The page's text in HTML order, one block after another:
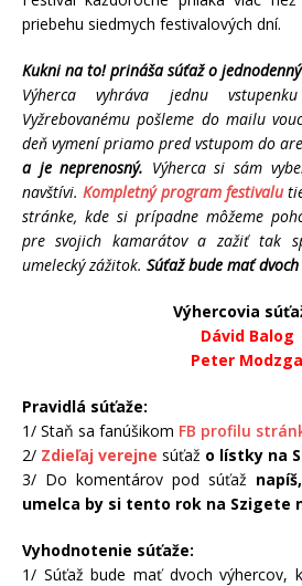
priebehu siedmych festivalových dní.
Kukni na to! prináša súťaž o
Výherca vyhráva jednu
Vyžrebovanému pošleme do mailu
deň vymení priamo pred vstupom do
a je neprenosný. Výherca si sám
navštívi.Kompletný program festivalu
stránke, kde si prípadne môžeme
pre svojich kamarátov a zažiť tak
umelecký zážitok. Súťaž bude mať dvoch
Výhercovia
Dávid Balog
Peter Modzga
Pravidlá súťaže:
1/ Staň sa fanúšikom FB profilu
2/ Zdieľaj verejne súťaž o lístky na
3/ Do komentárov pod súťaž
umelca by si tento rok na Szigete
Vyhodnotenie súťaže:
1/ Súťaž bude mať dvoch výhercov,